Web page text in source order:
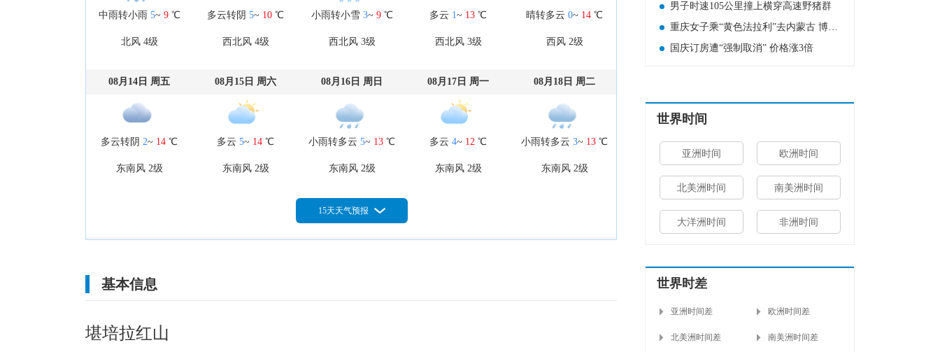
中雨转小雨 5~ 9℃
北风 4级
多云转阴 5~ 10 ℃
西北风 4级
小雨转小雪 3~ 9℃
西北风 3级
多云 1~ 13 ℃
西北风 3级
晴转多云 0~ 14 ℃
西风 2级
08月14日 周五
多云转阴 2~ 14 ℃
东南风 2级
08月15日 周六
多云 5~ 14 ℃
东南风 2级
08月16日 周日
小雨转多云 5~ 13 ℃
东南风 2级
08月17日 周一
多云 4~ 12 ℃
东南风 2级
08月18日 周二
小雨转多云 3~ 13 ℃
东南风 2级
15天天气预报
东风 2级
基本信息
堪培拉红山
男子时速105公里撞上横穿高速野猪群
重庆女子乘“黄色法拉利”去内蒙古 博主:出租车回头率很高
国庆订房遭“强制取消” 价格涨3倍
世界时间
亚洲时间 欧洲时间
北美洲时间 南美洲时间
大洋洲时间 非洲时间
世界时差
亚洲时间差 欧洲时间差
北美洲时间差 南美洲时间差